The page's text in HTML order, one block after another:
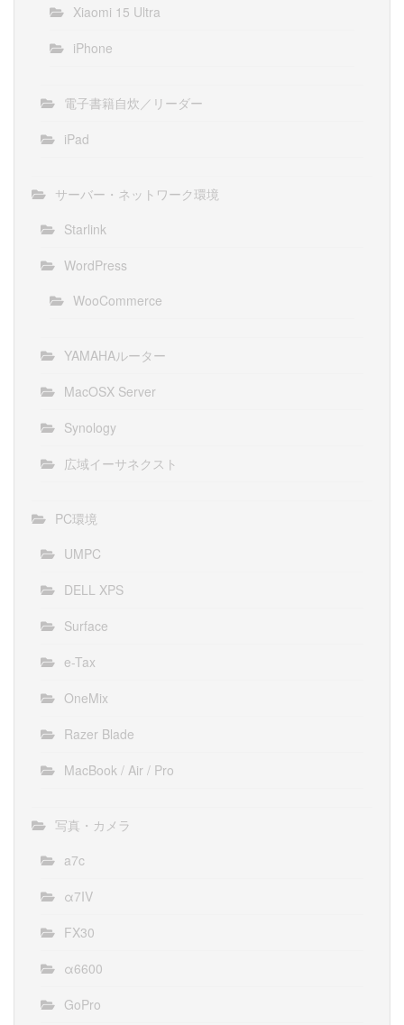
Xiaomi 15 Ultra
iPhone
電子書籍自炊／リーダー
iPad
サーバー・ネットワーク環境
Starlink
WordPress
WooCommerce
YAMAHAルーター
MacOSX Server
Synology
広域イーサネクスト
PC環境
UMPC
DELL XPS
Surface
e-Tax
OneMix
Razer Blade
MacBook / Air / Pro
写真・カメラ
a7c
α7IV
FX30
α6600
GoPro